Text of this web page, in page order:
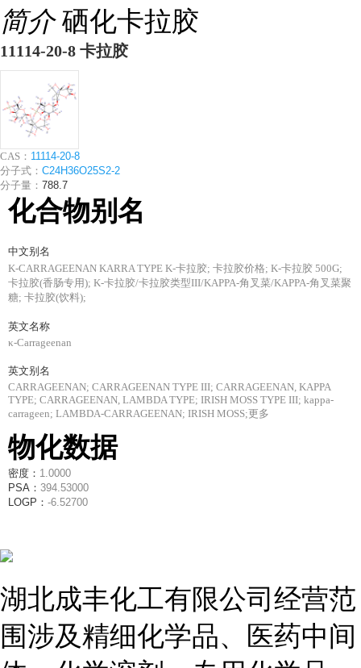
简介 硒化卡拉胶
11114-20-8 卡拉胶
CAS： 11114-20-8
分子式： C24H36O25S2-2
分子量： 788.7
化合物别名
中文别名
K-CARRAGEENAN KARRA TYPE K-卡拉胶; 卡拉胶价格; K-卡拉胶 500G;
卡拉胶(香肠专用); K-卡拉胶/卡拉胶类型III/KAPPA-角叉菜/KAPPA-角叉菜聚
糖; 卡拉胶(饮料);
英文名称
κ-Carrageenan
英文别名
CARRAGEENAN; CARRAGEENAN TYPE III; CARRAGEENAN, KAPPA
TYPE; CARRAGEENAN, LAMBDA TYPE; IRISH MOSS TYPE III; kappa-
carrageen; LAMBDA-CARRAGEENAN; IRISH MOSS;更多
物化数据
密度： 1.0000
PSA： 394.53000
LOGP： -6.52700
湖北成丰化工有限公司经营范
围涉及精细化学品、医药中间